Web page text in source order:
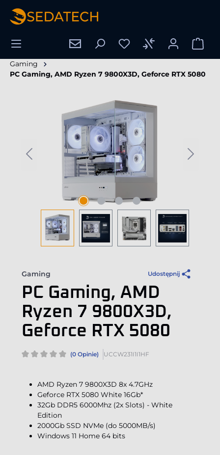
zawartości
Gaming
PC Gaming, AMD Ryzen 7 9800X3D, Geforce RTX 5080
Gaming Udostępnij
PC Gaming, AMD
Ryzen 7 9800X3D,
Geforce RTX 5080
(0 Opinie) UCCW231I1I1HF
AMD Ryzen 7 9800X3D 8x 4.7GHz
Geforce RTX 5080 White 16Gb*
32Gb DDR5 6000Mhz (2x Slots) - White
Edition
2000Gb SSD NVMe (do 5000MB/s)
Windows 11 Home 64 bits